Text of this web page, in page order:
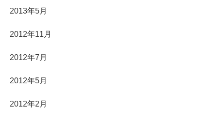
2013年5月
2012年11月
2012年7月
2012年5月
2012年2月